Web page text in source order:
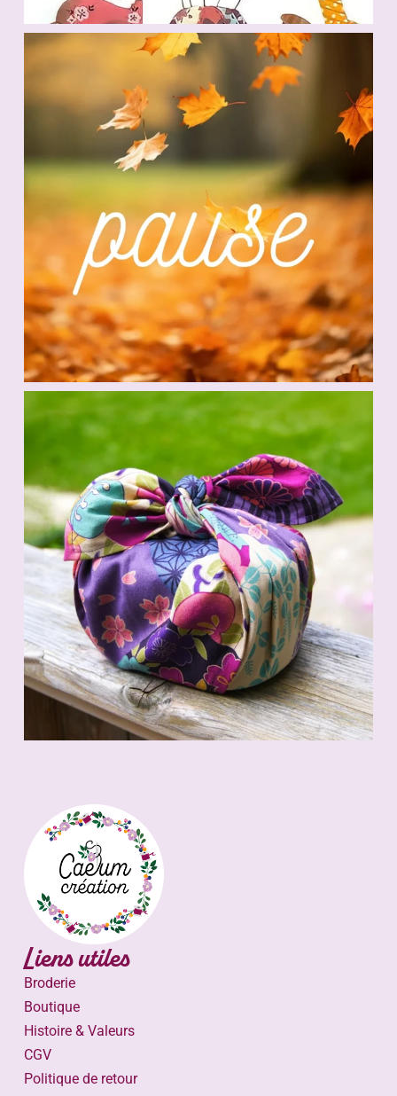
Liens utiles
Broderie
Boutique
Histoire & Valeurs
CGV
Politique de retour